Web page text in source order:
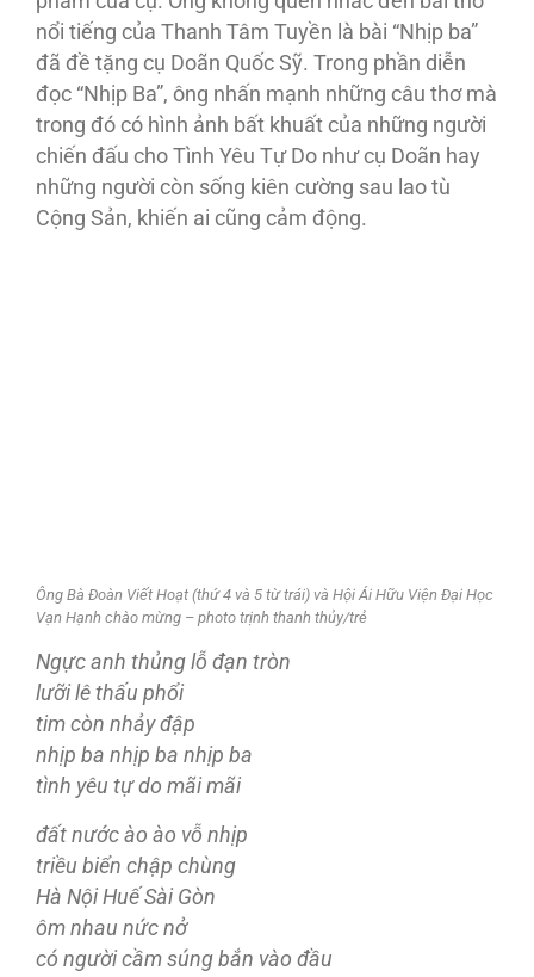
nổi tiếng của Thanh Tâm Tuyền là bài “Nhịp ba”
đã đề tặng cụ Doãn Quốc Sỹ. Trong phần diễn
đọc “Nhịp Ba”, ông nhấn mạnh những câu thơ mà
trong đó có hình ảnh bất khuất của những người
chiến đấu cho Tình Yêu Tự Do như cụ Doãn hay
những người còn sống kiên cường sau lao tù
Cộng Sản, khiến ai cũng cảm động.
Ông Bà Đoàn Viết Hoạt (thứ 4 và 5 từ trái) và Hội Ái Hữu Viện Đại Học
Vạn Hạnh chào mừng – photo trịnh thanh thủy/trẻ
Ngực anh thủng lỗ đạn tròn
lưỡi lê thấu phổi
tim còn nhảy đập
nhịp ba nhịp ba nhịp ba
tình yêu tự do mãi mãi
đất nước ào ào vỗ nhịp
triều biển chập chùng
Hà Nội Huế Sài Gòn
ôm nhau nức nở
có người cầm súng bắn vào đầu